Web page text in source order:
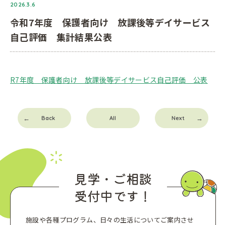
2026.3.6
令和7年度 保護者向け 放課後等デイサービス
自己評価 集計結果公表
R7年度 保護者向け 放課後等デイサービス自己評価 公表
Back All Next
見学・ご相談
受付中です！
施設や各種プログラム、日々の生活についてご案内させ